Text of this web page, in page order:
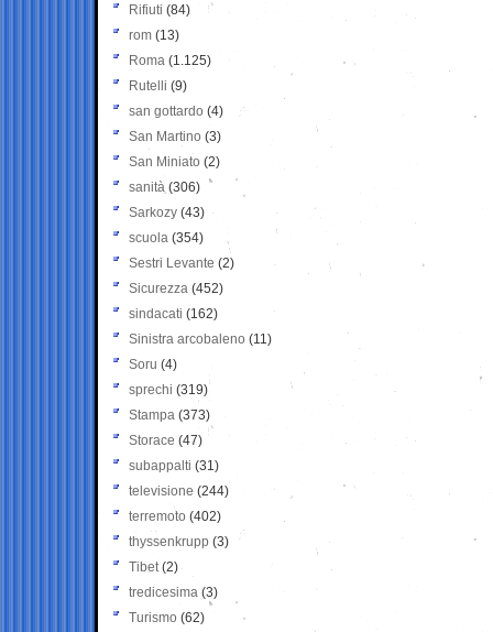
Rifiuti (84)
rom (13)
Roma (1.125)
Rutelli (9)
san gottardo (4)
San Martino (3)
San Miniato (2)
sanità (306)
Sarkozy (43)
scuola (354)
Sestri Levante (2)
Sicurezza (452)
sindacati (162)
Sinistra arcobaleno (11)
Soru (4)
sprechi (319)
Stampa (373)
Storace (47)
subappalti (31)
televisione(244)
terremoto (402)
thyssenkrupp (3)
Tibet(2)
tredicesima (3)
Turismo (62)